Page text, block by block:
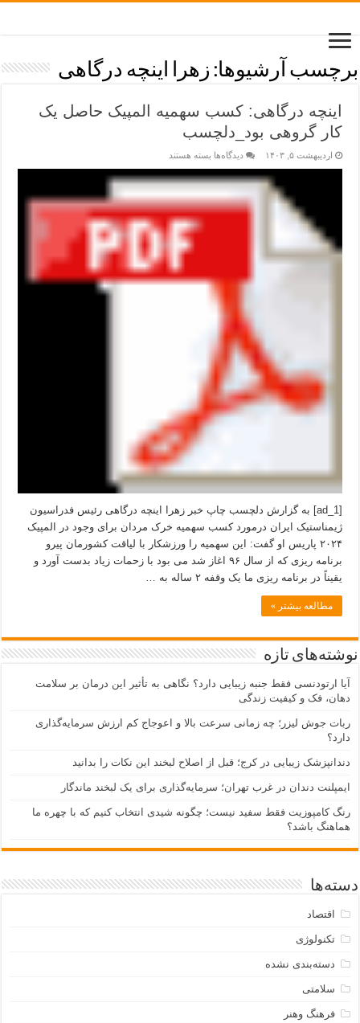
برچسب آرشیوها: زهرا اینچه درگاهی
اینچه درگاهی: کسب سهمیه المپیک حاصل یک
کار گروهی بود_دلچسب
اردیبهشت ۵, ۱۴۰۳ دیدگاه‌ها بسته هستند
[ad_1] به گزارش دلچسب چاپ خبر زهرا اینچه درگاهی رئیس فدراسیون
ژیمناستیک ایران درمورد کسب سهمیه خرک مردان برای وجود در المپیک
۲۰۲۴ پاریس او گفت: این سهمیه را ورزشکار با لیاقت کشورمان پیرو
برنامه ریزی که از سال ۹۶ اغاز شد می بود با زحمات زیاد بدست آورد و
یقیناً در برنامه ریزی ما یک وقفه ۲ ساله به …
مطالعه بیشتر »
نوشته‌های تازه
آیا ارتودنسی فقط جنبه زیبایی دارد؟ نگاهی به تأثیر این درمان بر سلامت
دهان، فک و کیفیت زندگی
ربات جوش لیزر؛ چه زمانی سرعت بالا و اعوجاج کم ارزش سرمایه‌گذاری
دارد؟
دندانپزشک زیبایی در کرج؛ قبل از اصلاح لبخند این نکات را بدانید
ایمپلنت دندان در غرب تهران؛ سرمایه‌گذاری برای یک لبخند ماندگار
رنگ کامپوزیت فقط سفید نیست؛ چگونه شیدی انتخاب کنیم که با چهره ما
هماهنگ باشد؟
دسته‌ها
اقتصاد
تکنولوژی
دسته‌بندی نشده
سلامتی
فرهنگ وهنر